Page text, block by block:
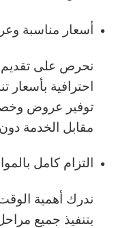
أسعار مناسبة
نحرص على
احترافية بأسعار
توفير عروض
مقابل الخدمة
التزام كامل
ندرك أهمية الوقت
بتنفيذ جميع